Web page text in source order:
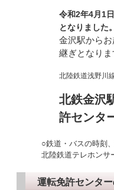
令和2年4月1
となりました
金沢駅から
継ぎとなりま
北陸鉄道浅野川
北鉄金沢
許センタ
○鉄道・バスの時刻
北陸鉄道テレホンサ
運転免許センタ